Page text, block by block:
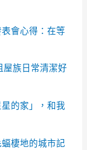
會心得：在等
屋族日常清潔好
的家」，和我
棲地的城市記